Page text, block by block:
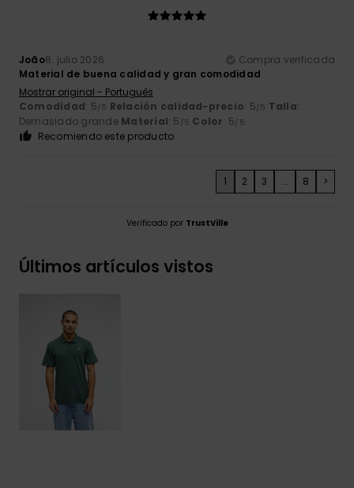
João8. julio 2026
Compra verificada
Material de buena calidad y gran comodidad
Mostrar original - Português
Comodidad: 5/5 Relación calidad-precio: 5/5 Talla:
Demasiado grande Material: 5 /5 Color: 5/5
Recomiendo este producto
1 2 3 ... 8 >
Verificado por TrustVille
Últimos artículos vistos